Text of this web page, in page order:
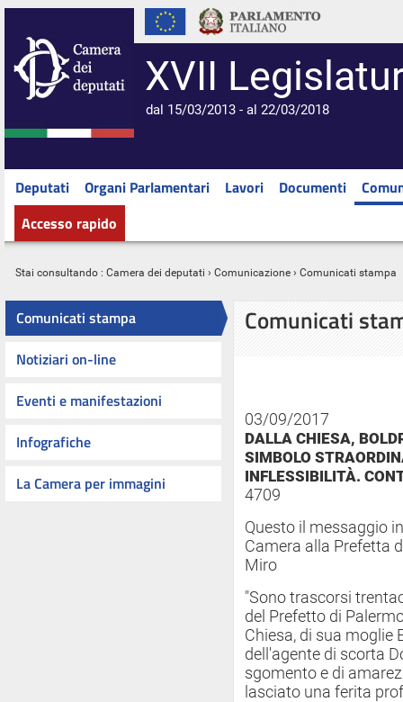
XVII
dal 15/03/2013 - al 22/03/2018
Deputati Organi Parlamentari Lavori Documenti
Accesso rapido
Stai consultando : Camera dei deputati › Comunicazione › Comunicati stampa
Comunicati stampa
Notiziari on-line
Eventi e manifestazioni
Infografiche
La Camera per immagini
Comunicati
03/09/2017
DALLA CHIESA,
SIMBOLO
INFLESSIBILITÀ.
4709
Questo il messaggio
Camera alla Prefetta
Miro
"Sono trascorsi
del Prefetto di
Chiesa, di sua moglie
dell'agente di scorta
sgomento e di
lasciato una ferita